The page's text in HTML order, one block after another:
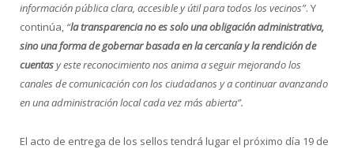
información pública clara, accesible y útil para todos los vecinos”. Y
continúa, “la transparencia no es solo una obligación administrativa,
sino una forma de gobernar basada en la cercanía y la rendición de
cuentasy este reconocimiento nos anima a seguir mejorando los
canales de comunicación con los ciudadanos y a continuar avanzando
en una administración local cada vez más abierta”.
El acto de entrega de los sellos tendrá lugar el próximo día 19 de